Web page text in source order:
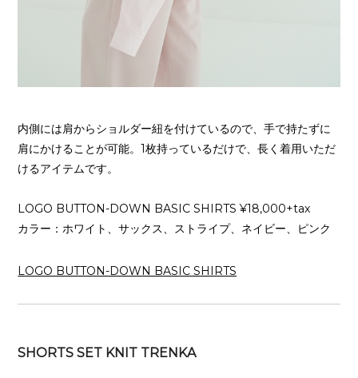
内側には肩からショルダー紐を付けているので、手で持たずに
肩にかけることが可能。1枚持っているだけで、長く着用いただ
けるアイテムです。
LOGO BUTTON-DOWN BASIC SHIRTS ¥18,000+tax
カラー：ホワイト、サックス、ストライプ、ネイビー、ピンク
LOGO BUTTON-DOWN BASIC SHIRTS
SHORTS SET KNIT TRENKA